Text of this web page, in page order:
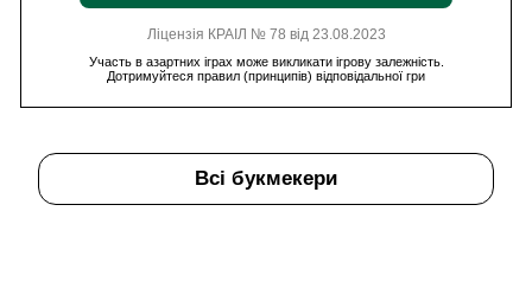
Ліцензія КРАІЛ № 78 від 23.08.2023
Участь в азартних іграх може викликати ігрову залежність.
Дотримуйтеся правил (принципів) відповідальної гри
Всі букмекери